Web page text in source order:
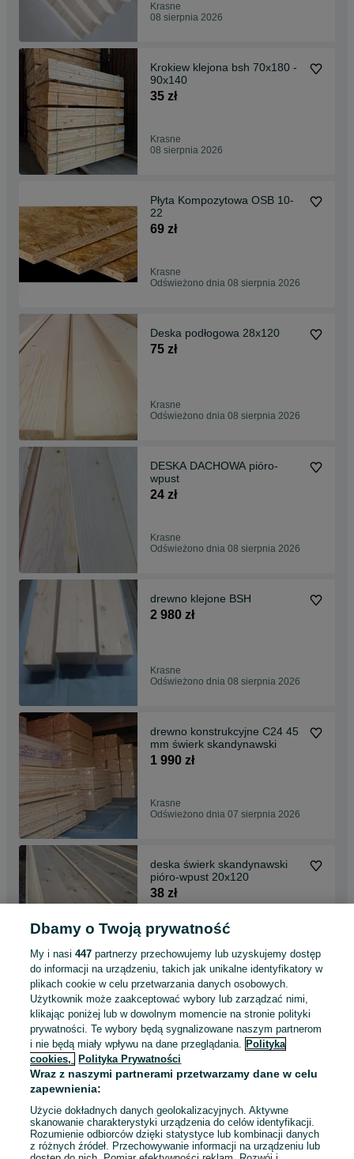
Krasne
08 sierpnia 2026
Krokiew klejona bsh 70x180 -
90x140
35 zł
Krasne
08 sierpnia 2026
Płyta Kompozytowa OSB 10-
22
69 zł
Krasne
Odświeżono dnia 08 sierpnia 2026
Deska podłogowa 28x120
75 zł
Krasne
Odświeżono dnia 08 sierpnia 2026
DESKA DACHOWA pióro-
wpust
24 zł
Krasne
Odświeżono dnia 08 sierpnia 2026
drewno klejone BSH
2 980 zł
Krasne
Odświeżono dnia 08 sierpnia 2026
drewno konstrukcyjne C24 45
mm świerk skandynawski
1 990 zł
Krasne
Odświeżono dnia 07 sierpnia 2026
deska świerk skandynawski
pióro-wpust 20x120
38 zł
Krasne
03 sierpnia 2026
listwa konstrukcyjna Łata
34x45 mm
4 zł
Krasne
Odświeżono dnia 29 lipca 2026
1 2
Dbamy o Twoją prywatność
My i nasi447 partnerzy przechowujemy lub uzyskujemy dostęp
do informacji na urządzeniu, takich jak unikalne identyfikatory w
plikach cookie w celu przetwarzania danych osobowych.
Użytkownik może zaakceptować wybory lub zarządzać nimi,
klikając poniżej lub w dowolnym momencie na stronie polityki
prywatności. Te wybory będą sygnalizowane naszym partnerom
i nie będą miały wpływu na dane przeglądania. Polityka
cookies,
Polityka Prywatności
Wraz z naszymi partnerami przetwarzamy dane w celu
zapewnienia:
Użycie dokładnych danych geolokalizacyjnych. Aktywne
skanowanie charakterystyki urządzenia do celów identyfikacji.
Rozumienie odbiorców dzięki statystyce lub kombinacji danych
z różnych źródeł. Przechowywanie informacji na urządzeniu lub